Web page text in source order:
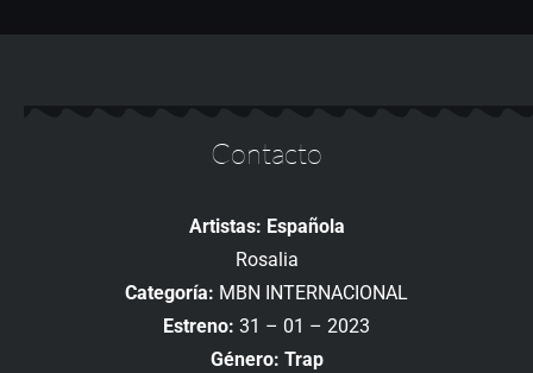
Contacto
Artistas: Española
Rosalia
Categoría: MBN INTERNACIONAL
Estreno: 31 – 01 – 2023
Género: Trap